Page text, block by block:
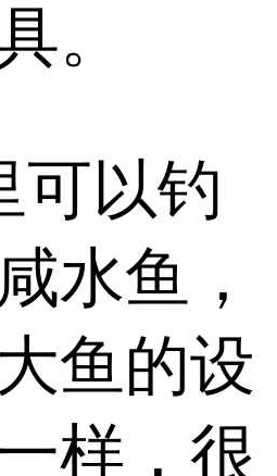
。
可以钓
水鱼，
鱼的设
样，很